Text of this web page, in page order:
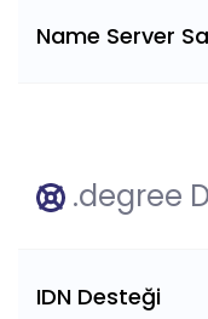
Name Server
.degree
IDN Desteği